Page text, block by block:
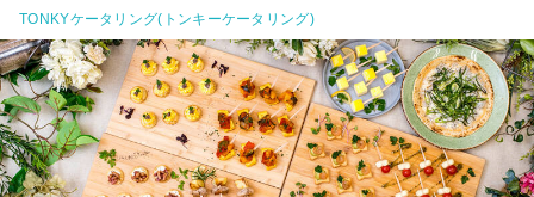
TONKYケータリング(トンキーケータリング)